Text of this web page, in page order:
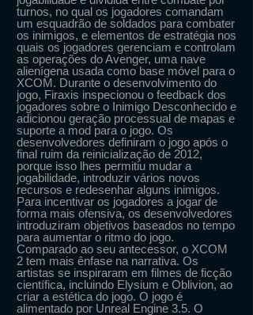
turnos, no qual os jogadores comandam
um esquadrão de soldados para combater
os inimigos, e elementos de estratégia nos
quais os jogadores gerenciam e controlam
as operações do Avenger, uma nave
alienígena usada como base móvel para o
XCOM. Durante o desenvolvimento do
jogo, Firaxis inspecionou o feedback dos
jogadores sobre o Inimigo Desconhecido e
adicionou geração processual de mapas e
suporte a mod para o jogo. Os
desenvolvedores definiram o jogo após o
final ruim da reinicialização de 2012,
porque isso lhes permitiu mudar a
jogabilidade, introduzir vários novos
recursos e redesenhar alguns inimigos.
Para incentivar os jogadores a jogar de
forma mais ofensiva, os desenvolvedores
introduziram objetivos baseados no tempo
para aumentar o ritmo do jogo.
Comparado ao seu antecessor, o XCOM
2 tem mais ênfase na narrativa. Os
artistas se inspiraram em filmes de ficção
científica, incluindo Elysium e Oblivion, ao
criar a estética do jogo. O jogo é
alimentado por Unreal Engine 3.5. O